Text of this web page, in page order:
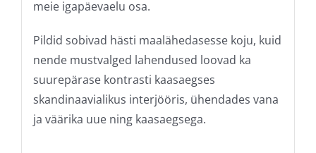
meie igapäevaelu osa.
Pildid sobivad hästi maalähedasesse koju, kuid
nende mustvalged lahendused loovad ka
suurepärase kontrasti kaasaegses
skandinaavialikus interjööris, ühendades vana
ja väärika uue ning kaasaegsega.